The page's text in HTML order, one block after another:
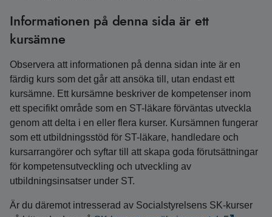
Informationen på denna sida är ett
kursämne
Observera att informationen på denna sidan inte är en
färdig kurs som det går att ansöka till, utan endast ett
kursämne. Ett kursämne beskriver de kompetenser inom
ett specifikt område som en ST-läkare förväntas utveckla
genom att delta i en eller flera kurser. Kursämnen fungerar
som ett utbildningsstöd för ST-läkare, handledare och
kursarrangörer och syftar till att skapa goda förutsättningar
för kompetensutveckling och utveckling av
utbildningsinsatser under ST.
Är du däremot intresserad av Socialstyrelsens SK-kurser